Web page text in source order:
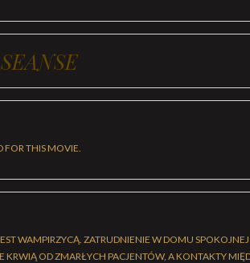
FOR THIS MOVIE.
WAMPIRZYCĄ. ZATRUDNIENIE W DOMU SPOKOJNEJ
KRWIĄ OD ZMARŁYCH PACJENTÓW, A KONTAKTY